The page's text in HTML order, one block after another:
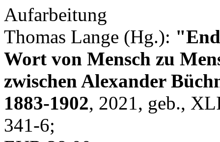
Thomas Lange (Hg.):
Wort von Mensch zu
zwischen Alexander
1883-1902, 2021, geb.,
341-6;